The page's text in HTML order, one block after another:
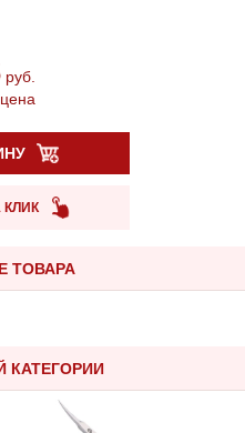
руб.
КЛИК
ТОВАРА
КАТЕГОРИИ